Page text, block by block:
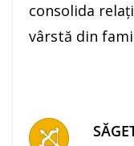
consolida
vârstă din